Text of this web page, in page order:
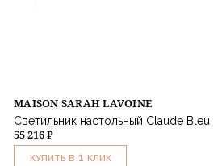
MAISON SARAH LAVOINE
Светильник настольный Claude Bleu
55 216 ₽
КУПИТЬ В 1 КЛИК